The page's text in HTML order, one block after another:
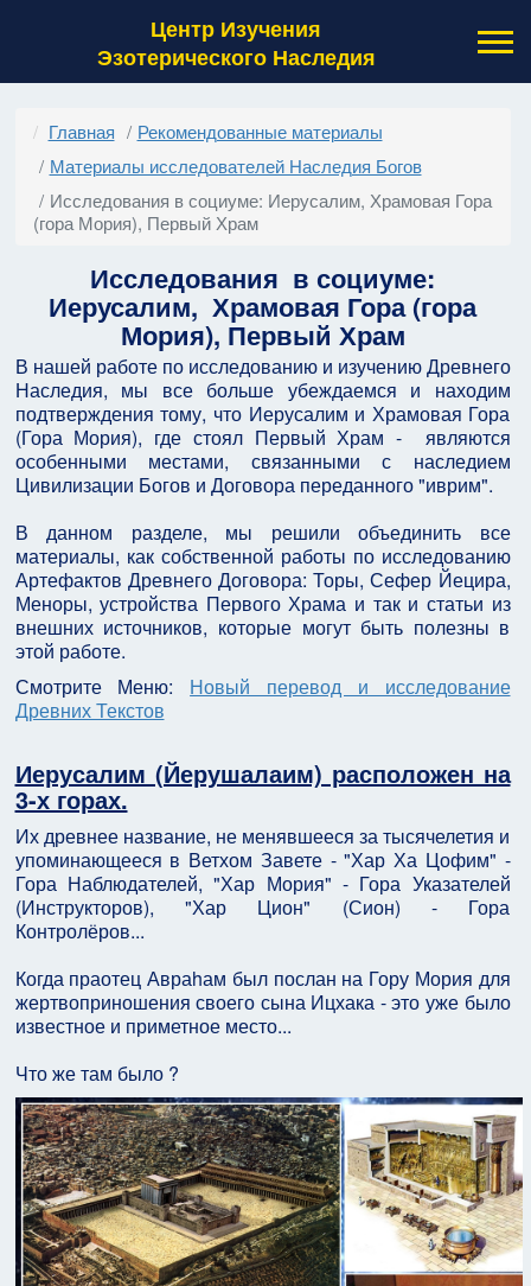
Центр Изучения
Эзотерического Наследия
Главная
Рекомендованные материалы
Материалы исследователей Наследия Богов
Исследования в социуме: Иерусалим, Храмовая Гора
(гора Мория), Первый Храм
Исследования в социуме:
Иерусалим, Храмовая Гора (гора
Мория), Первый Храм
В нашей работе по исследованию и изучению Древнего
Наследия, мы все больше убеждаемся и находим
подтверждения тому, что Иерусалим и Храмовая Гора
(Гора Мория), где стоял Первый Храм - являются
особенными местами, связанными с наследием
Цивилизации Богов и Договора переданного "иврим".
В данном разделе, мы решили объединить все
материалы, как собственной работы по исследованию
Артефактов Древнего Договора: Торы, Сефер Йецира,
Меноры, устройства Первого Храма и так и статьи из
внешних источников, которые могут быть полезны в
этой работе.
Смотрите Меню: Новый перевод и исследование
Древних Текстов
Иерусалим (Йерушалаим) расположен на
3-х горах.
Их древнее название, не менявшееся за тысячелетия и
упоминающееся в Ветхом Завете - "Хар Ха Цофим" -
Гора Наблюдателей, "Хар Мория" - Гора Указателей
(Инструкторов), "Хар Цион" (Сион) - Гора
Контролёров...
Когда праотец Авраhам был послан на Гору Мория для
жертвоприношения своего сына Ицхака - это уже было
известное и приметное место...
Что же там было ?